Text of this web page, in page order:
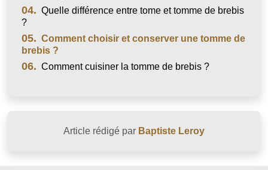
04. Quelle différence entre tome et tomme de brebis
?
05. Comment choisir et conserver une tomme de
brebis ?
06. Comment cuisiner la tomme de brebis ?
Article rédigé par Baptiste Leroy